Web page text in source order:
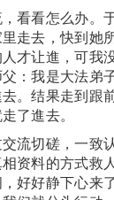
看看怎么办。
走去，快到她
才让進，可我
：我是大法弟
。结果走到跟
了進去。
流切磋，一致
资料的方式救
好好静下心来